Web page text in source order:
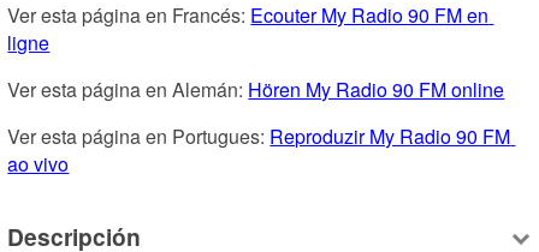
Ver esta página en Francés: Ecouter My Radio 90 FM en
ligne
Ver esta página en Alemán: Hören My Radio 90 FM online
Ver esta página en Portugues: Reproduzir My Radio 90 FM
ao vivo
Descripción